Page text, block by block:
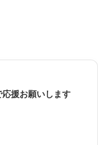
援お願いします